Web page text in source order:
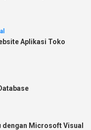
Aplikasi Toko
Microsoft Visual